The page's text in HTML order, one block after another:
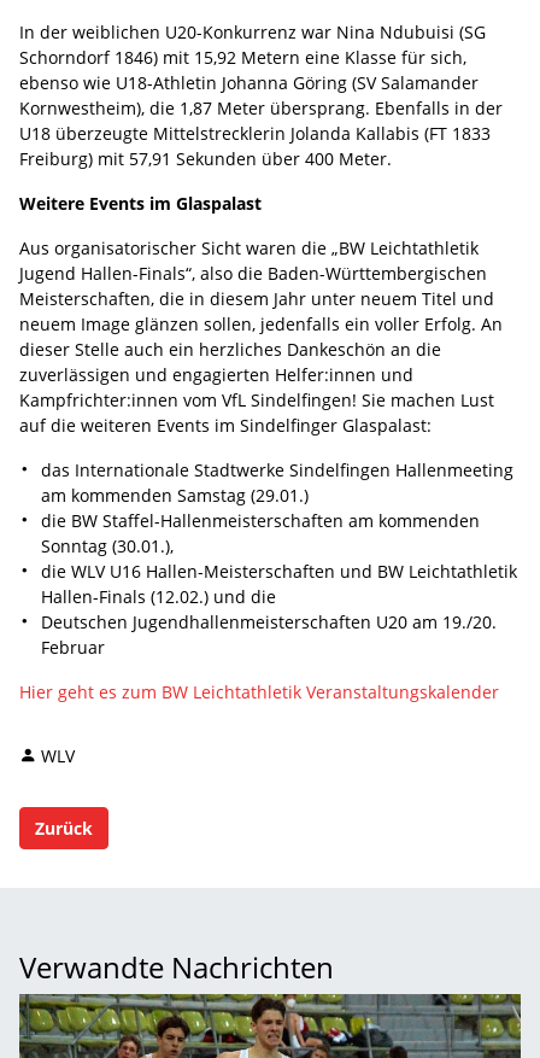
In der weiblichen U20-Konkurrenz war Nina Ndubuisi (SG
Schorndorf 1846) mit 15,92 Metern eine Klasse für sich,
ebenso wie U18-Athletin Johanna Göring (SV Salamander
Kornwestheim), die 1,87 Meter übersprang. Ebenfalls in der
U18 überzeugte Mittelstrecklerin Jolanda Kallabis (FT 1833
Freiburg) mit 57,91 Sekunden über 400 Meter.
Weitere Events im Glaspalast
Aus organisatorischer Sicht waren die „BW Leichtathletik
Jugend Hallen-Finals“, also die Baden-Württembergischen
Meisterschaften, die in diesem Jahr unter neuem Titel und
neuem Image glänzen sollen, jedenfalls ein voller Erfolg. An
dieser Stelle auch ein herzliches Dankeschön an die
zuverlässigen und engagierten Helfer:innen und
Kampfrichter:innen vom VfL Sindelfingen! Sie machen Lust
auf die weiteren Events im Sindelfinger Glaspalast:
das Internationale Stadtwerke Sindelfingen Hallenmeeting
am kommenden Samstag (29.01.)
die BW Staffel-Hallenmeisterschaften am kommenden
Sonntag (30.01.),
die WLV U16 Hallen-Meisterschaften und BW Leichtathletik
Hallen-Finals (12.02.) und die
Deutschen Jugendhallenmeisterschaften U20 am 19./20.
Februar
Hier geht es zum BW Leichtathletik Veranstaltungskalender
WLV
Zurück
Verwandte Nachrichten